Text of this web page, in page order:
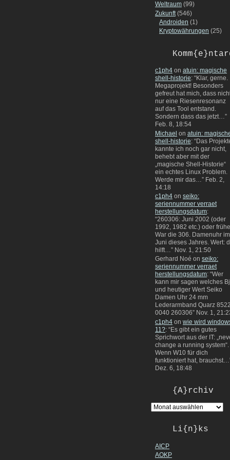
Weltraum (99)
Zukunft (546)
Androiden (1)
Kryptowährungen (25)
c1ph4 on atuin: magische
shell-historie: “Klar, gerne.
Megaprojekt! Besonders
gefreut hat mich, dass
nur eine Riesenresonanz
auf das Tool entstand.
Sondern dass das jetzt…”
Feb. 8, 18:54
Michael on atuin:
shell-historie: “Das
kannte ich noch gar nicht,
behebt aber mit der
„magische Shell-Historie“
ein echtes Linux Problem.
Werde mir das… ” Feb. 2,
14:18
c1ph4 on seiko:
seriennummer verraet
herstellungsdatum:
“260306: Juni 2002 (oder
1992, 1982 etc.) oder
War die 306. Damenuhr im
Juni dieses Jahres. Wert:
hilft…” Nov. 1, 21:50
Gerhard Noé on seiko:
seriennummer verraet
herstellungsdatum: “Wer
kann mir sagen welches
und heutiger Wert Seiko
Damen Uhr 24 mm
Lederarmband Quarz
0040 260306” Nov. 1,
c1ph4 on wie wird
11?: “Es gibt ein gutes
Sprichwort aus der IT:
change a running system“.
Wenn W10 für dich
funktioniert hat, brauchst…
Dez. 6, 18:48
{A}rchiv
Li{n}ks
AICP
AOKP